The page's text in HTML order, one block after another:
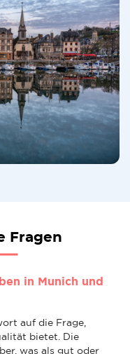
Fragen
in Munich und
auf die Frage,
bietet. Die
was als gut oder